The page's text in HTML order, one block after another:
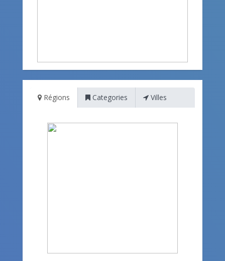
Régions Categories Villes